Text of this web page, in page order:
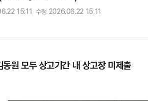
15:11 수정 2026.06.22 15:11
동원 모두 상고기간 내 상고장 미제출